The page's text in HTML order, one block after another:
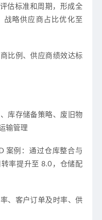
估标准和周期，形成全
战略供应商占比优化至
比例、供应商绩效达标
库存储备策略、废旧物
输管理
案例：通过仓库整合与
率提升至 8.0，仓储配
、客户订单及时率、供